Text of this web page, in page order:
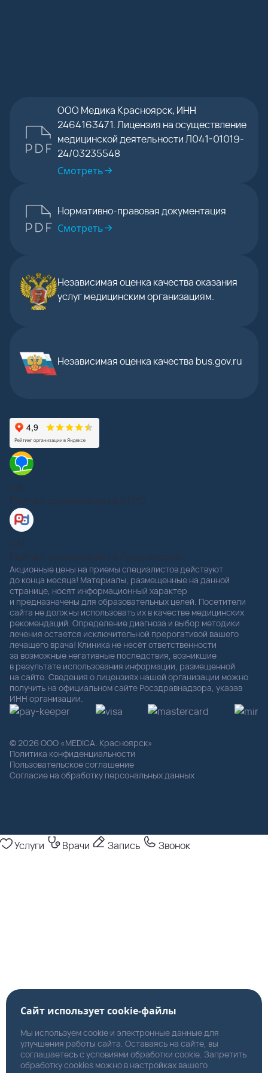
ООО Медика Красноярск, ИНН
2464163471. Лицензия на осуществление
медицинской деятельности Л041-01019-
24/03235548
Смотреть
Нормативно-правовая документация
Смотреть
Независимая оценка качества оказания
услуг медицинским организациям.
Независимая оценка качества bus.gov.ru
4,8
Рейтинг организации на 2 ГИС
5,0
Рейтинг организации на Продокторов
Акционные цены на приемы специалистов действуют
до конца месяца! Материалы, размещенные на данной
странице, носят информационный характер
и предназначены для образовательных целей. Посетители
сайта не должны использовать их в качестве медицинских
рекомендаций. Определение диагноза и выбор методики
лечения остается исключительной прерогативой вашего
лечащего врача! Клиника не несёт ответственности
за возможные негативные последствия, возникшие
в результате использования информации, размещенной
на сайте. Сведения о лицензиях нашей организации можно
получить на официальном сайте Росздравнадзора, указав
ИНН организации.
© 2026 ООО «MEDICA. Красноярск»
Политика конфиденциальности
Пользовательское соглашение
Согласие на обработку персональных данных
Услуги Врачи Запись Звонок
Сайт использует cookie-файлы
Мы используем cookie и электронные данные для
улучшения работы сайта. Оставаясь на сайте, вы
соглашаетесь с условиями обработки cookie. Запретить
обработку cookies можно в настройках вашего